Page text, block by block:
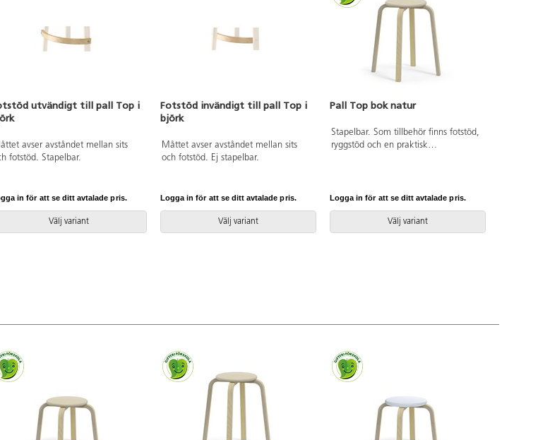
utvändigt till pall Top i
avser avståndet mellan sits
fotstöd. Stapelbar.
in för att se ditt avtalade pris.
Välj variant
Fotstöd invändigt till pall Top i
björk
Måttet avser avståndet mellan sits
och fotstöd. Ej stapelbar.
Logga in för att se ditt avtalade pris.
Välj variant
Pall Top bok natur
Stapelbar. Som tillbehör finns fotstöd,
ryggstöd och en praktisk
Logga in för att se ditt avtalade pris.
Välj variant